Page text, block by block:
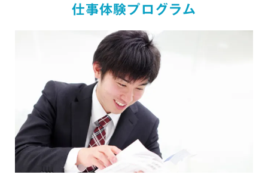
仕事体験プログラム
防衛省、厚生労働省、法務省 矯正局、法務省出入国在留管理
庁 名古屋出入国在留管理局、愛知県庁、名古屋市役所、豊田
市役所、一宮市役所、小牧市役所、日進市役所、知多市役
所、蒲郡市役所、豊川市役所、浜松市役所、警視庁、愛知県
警察本部、岐阜県警察本部、東京消防庁 など
教育（教職）
愛知県、岐阜県、三重県、静岡県、長野県、石川県、福井
県、東京都、千葉県、埼玉県、栃木県、和歌山県、香川県、
鹿児島県、名古屋市、江南市、浜松市、千葉市、広島市、北
海道教育大学、私立学校教員 など